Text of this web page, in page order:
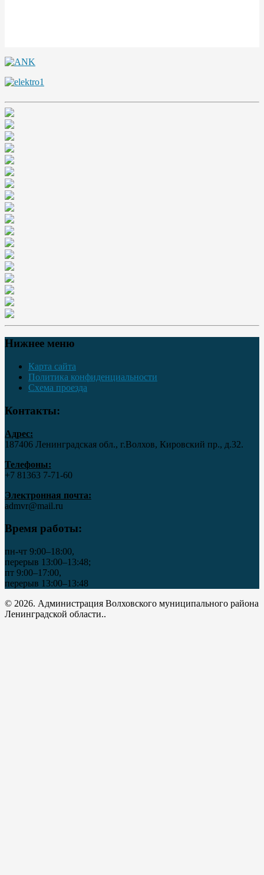
Нижнее меню
Карта сайта
Политика конфиденциальности
Схема проезда
Контакты:
Адрес:
187406 Ленинградская обл., г.Волхов, Кировский пр., д.32.
Телефоны:
+7 81363 7‑71-60
Электронная почта:
admvr@mail.ru
Время работы:
пн-чт 9:00–18:00,
перерыв 13:00–13:48;
пт 9:00–17:00,
перерыв 13:00–13:48
© 2026. Администрация Волховского муниципального района
Ленинградской области..